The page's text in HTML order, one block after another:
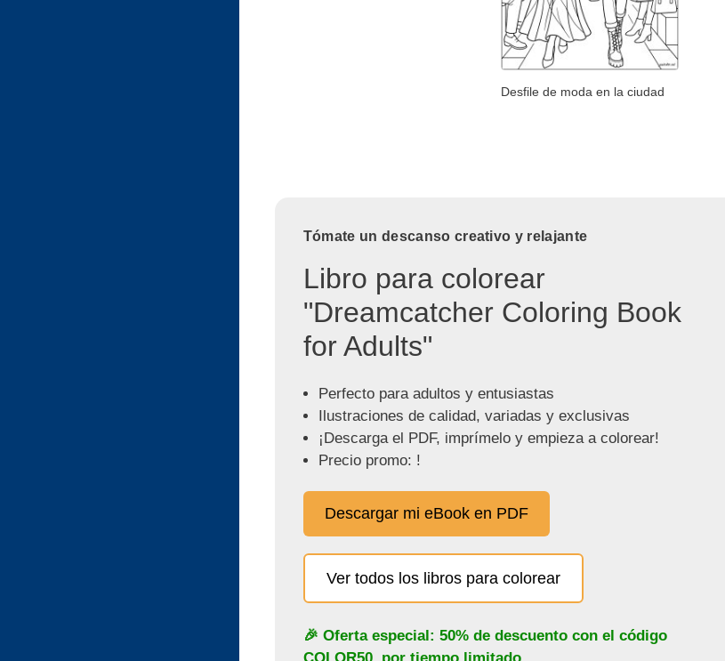
Desfile de moda en la ciudad
Tómate un descanso creativo y relajante
Libro para colorear
"Dreamcatcher Coloring Book
for Adults"
Perfecto para adultos y entusiastas
Ilustraciones de calidad, variadas y exclusivas
¡Descarga el PDF, imprímelo y empieza a colorear!
Precio promo: !
Descargar mi eBook en PDF
Ver todos los libros para colorear
🎉 Oferta especial: 50% de descuento con el código
COLOR50, por tiempo limitado